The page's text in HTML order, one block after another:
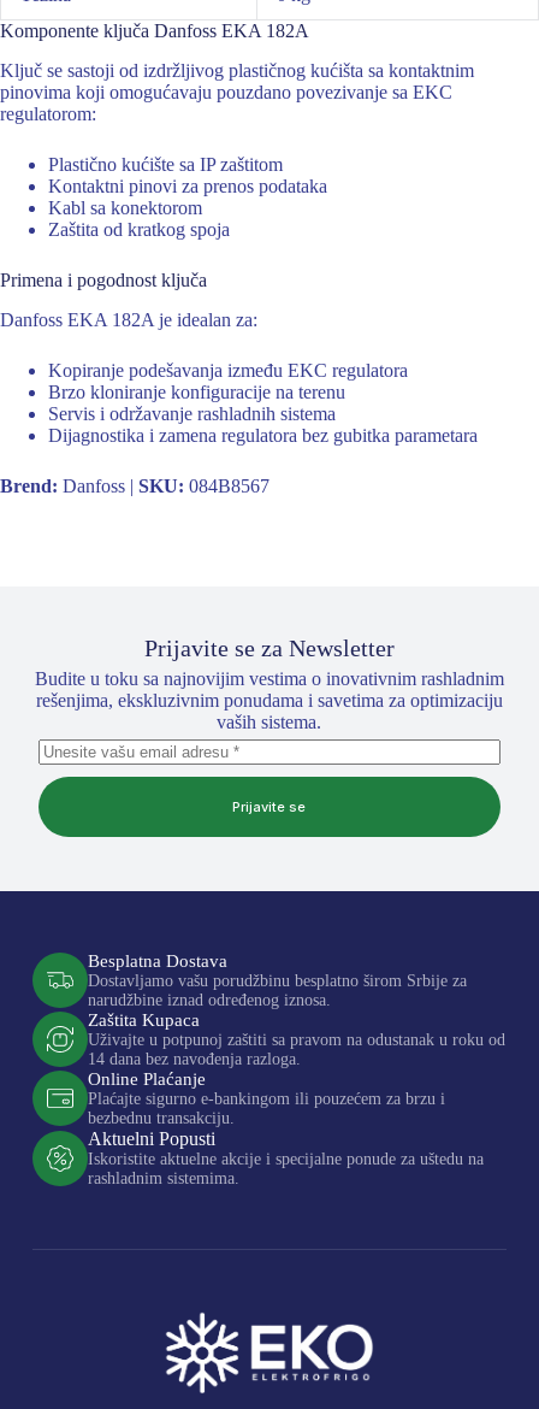
Komponente ključa Danfoss EKA 182A
Ključ se sastoji od izdržljivog plastičnog kućišta sa kontaktnim
pinovima koji omogućavaju pouzdano povezivanje sa EKC
regulatorom:
Plastično kućište sa IP zaštitom
Kontaktni pinovi za prenos podataka
Kabl sa konektorom
Zaštita od kratkog spoja
Primena i pogodnost ključa
Danfoss EKA 182A je idealan za:
Kopiranje podešavanja između EKC regulatora
Brzo kloniranje konfiguracije na terenu
Servis i održavanje rashladnih sistema
Dijagnostika i zamena regulatora bez gubitka parametara
Brend: Danfoss | SKU: 084B8567
Prijavite se za Newsletter
Budite u toku sa najnovijim vestima o inovativnim rashladnim
rešenjima, ekskluzivnim ponudama i savetima za optimizaciju
vaših sistema.
Prijavite se
Besplatna Dostava
Dostavljamo vašu porudžbinu besplatno širom Srbije za
narudžbine iznad određenog iznosa.
Zaštita Kupaca
Uživajte u potpunoj zaštiti sa pravom na odustanak u roku od
14 dana bez navođenja razloga.
Online Plaćanje
Plaćajte sigurno e-bankingom ili pouzećem za brzu i
bezbednu transakciju.
Aktuelni Popusti
Iskoristite aktuelne akcije i specijalne ponude za uštedu na
rashladnim sistemima.